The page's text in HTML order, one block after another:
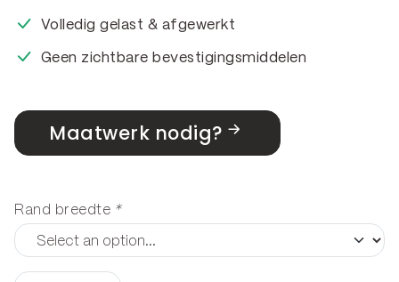
Volledig gelast & afgewerkt
Geen zichtbare bevestigingsmiddelen
Maatwerk nodig?
Rand breedte *